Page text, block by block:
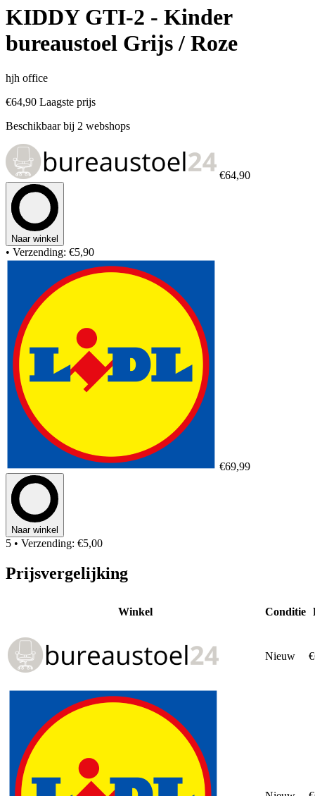
KIDDY GTI-2 - Kinder
bureaustoel Grijs / Roze
hjh office
€64,90 Laagste prijs
Beschikbaar bij 2 webshops
€64,90
Naar winkel
• Verzending: €5,90
€69,99
Naar winkel
5 • Verzending: €5,00
Prijsvergelijking
Winkel Conditie
Nieuw